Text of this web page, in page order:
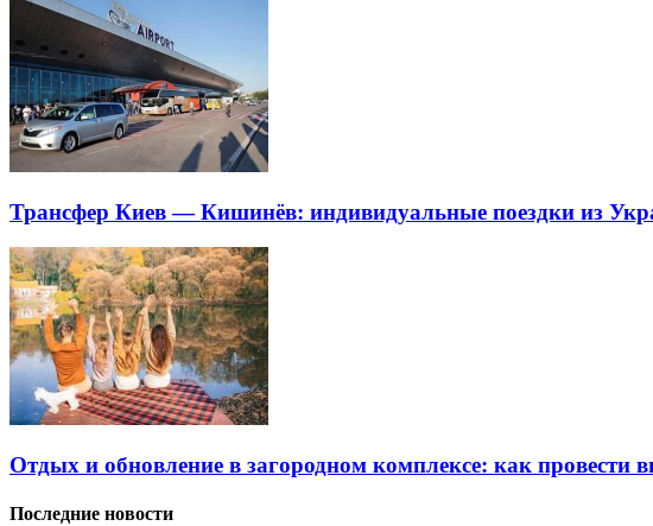
Трансфер Киев — Кишинёв: индивидуальные поездки из
Отдых и обновление в загородном комплексе: как провести
Последние новости